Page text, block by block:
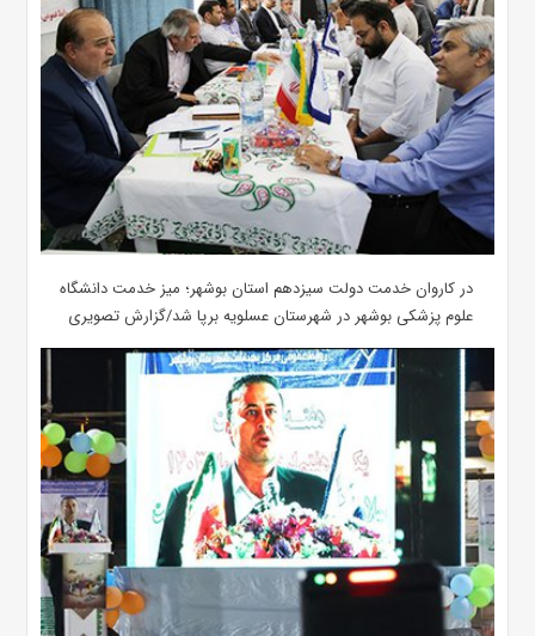
در کاروان خدمت دولت سیزدهم استان بوشهر؛ میز خدمت دانشگاه
علوم پزشکی بوشهر در شهرستان عسلویه برپا شد/گزارش تصویری